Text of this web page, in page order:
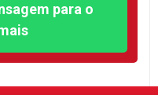
para o